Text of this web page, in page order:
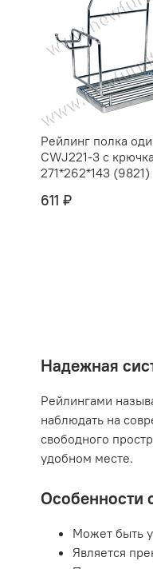
Рейлинг полка
CWJ221-3 с
271*262*143 (9821)
611 ₽
Надежная
Рейлингами
наблюдать на
свободного
удобном месте.
Особенности
Может быть
Является